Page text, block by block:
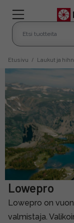
Etusivu / Laukut ja
Lowepro
Lowepro on
valmistaja.